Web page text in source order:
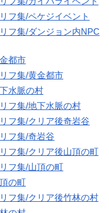
フ集/ペケジイベント
フ集/ダンジョン内NPC
都市
フ集/黄金都市
水脈の村
フ集/地下水脈の村
フ集/クリア後奇岩谷
フ集/奇岩谷
フ集/クリア後山頂の町
フ集/山頂の町
の町
フ集/クリア後竹林の村